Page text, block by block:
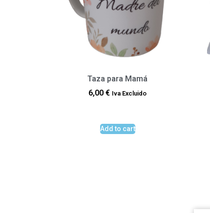
Taza para Mamá
6,00€ Iva Excluido
Add to cart